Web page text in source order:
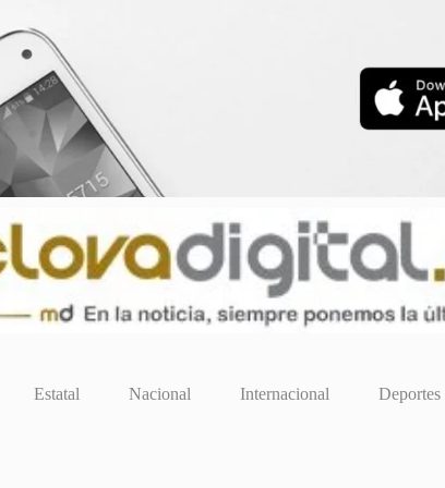
Estatal Nacional Internacional Deportes